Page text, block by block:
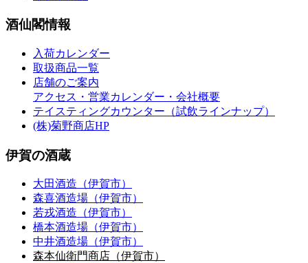
酒仙閣情報
入荷カレンダー
取扱商品一覧
店舗のご案内
アクセス・営業カレンダー・会社概要
テイスティングカウンター（試飲ラインナップ）
(株)菊野商店HP
伊賀の酒蔵
大田酒造（伊賀市）
森喜酒造場（伊賀市）
若戎酒造（伊賀市）
橋本酒造場（伊賀市）
中井酒造場（伊賀市）
森本仙衛門商店（伊賀市）